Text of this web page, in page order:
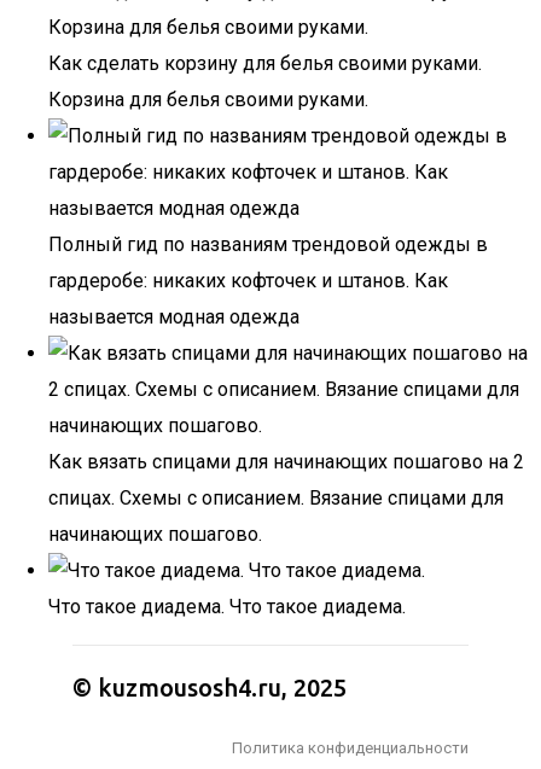
Как сделать корзину для белья своими руками.
Корзина для белья своими руками.
Полный гид по названиям трендовой одежды в
гардеробе: никаких кофточек и штанов. Как
называется модная одежда
Как вязать спицами для начинающих пошагово на 2
спицах. Схемы с описанием. Вязание спицами для
начинающих пошагово.
Что такое диадема. Что такое диадема.
© kuzmousosh4.ru, 2025
Политика конфиденциальности